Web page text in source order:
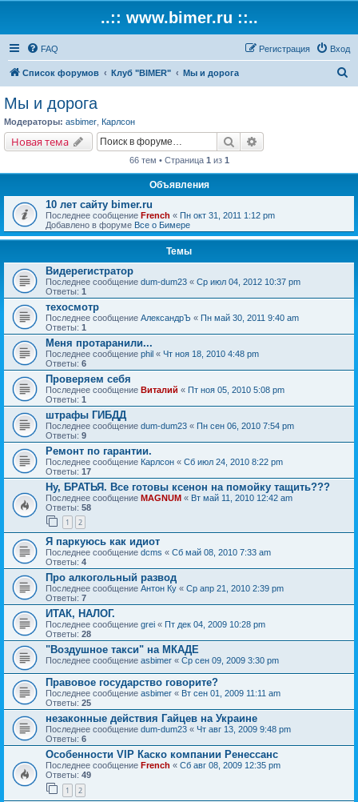
..:: www.bimer.ru ::..
FAQ Вход
Регистрация
Список форумов Клуб "BIMER" Мы и дорога
Мы и дорога
Модераторы: asbimer Карлсон
Новая тема Поиск
66 тем • Страница 1 из 1
Объявления
10 лет сайту bimer.ru
Последнее сообщение French « Пн окт 31, 2011 1:12 pm
Добавлено в форуме Все о Бимере
Темы
Видерегистратор
Последнее сообщение dum-dum23 « Ср июл 04, 2012 10:37 pm
Ответы: 1
техосмотр
Последнее сообщение АлександрЪ « Пн май 30, 2011 9:40 am
Ответы: 1
Меня протаранили...
Последнее сообщение phil « Чт ноя 18, 2010 4:48 pm
Ответы: 6
Проверяем себя
Последнее сообщение Виталий « Пт ноя 05, 2010 5:08 pm
Ответы: 1
штрафы ГИБДД
Последнее сообщение dum-dum23 « Пн сен 06, 2010 7:54 pm
Ответы: 9
Ремонт по гарантии.
Последнее сообщение Карлсон « Сб июл 24, 2010 8:22 pm
Ответы: 17
Ну, БРАТЬЯ. Все готовы ксенон на помойку тащить???
Последнее сообщение MAGNUM « Вт май 11, 2010 12:42 am
Ответы: 58
1 2
Я паркуюсь как идиот
Последнее сообщение dcms « Сб май 08, 2010 7:33 am
Ответы: 4
Про алкогольный развод
Последнее сообщение Антон Ку « Ср апр 21, 2010 2:39 pm
Ответы: 7
ИТАК, НАЛОГ.
Последнее сообщение grei « Пт дек 04, 2009 10:28 pm
Ответы: 28
"Воздушное такси" на МКАДЕ
Последнее сообщение asbimer « Ср сен 09, 2009 3:30 pm
Правовое государство говорите?
Последнее сообщение asbimer « Вт сен 01, 2009 11:11 am
Ответы: 25
незаконные действия Гайцев на Украине
Последнее сообщение dum-dum23 « Чт авг 13, 2009 9:48 pm
Ответы: 6
Особенности VIP Каско компании Ренессанс
Последнее сообщение French « Сб авг 08, 2009 12:35 pm
Ответы: 49
1 2